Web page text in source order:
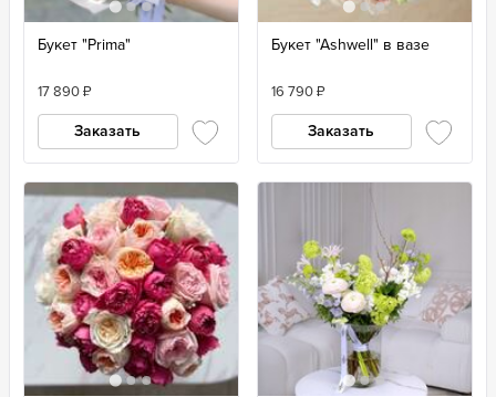
Букет "Prima"
17 890₽
Заказать
Букет "Ashwell" в вазе
16 790₽
Заказать